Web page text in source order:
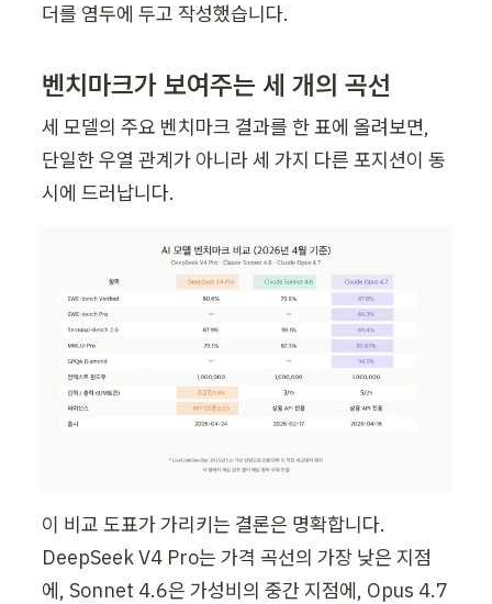
더를 염두에 두고 작성했습니다.
벤치마크가 보여주는 세 개의 곡선
세 모델의 주요 벤치마크 결과를 한 표에 올려보면,
단일한 우열 관계가 아니라 세 가지 다른 포지션이 동
시에 드러납니다.
이 비교 도표가 가리키는 결론은 명확합니다.
DeepSeek V4 Pro는 가격 곡선의 가장 낮은 지점
에, Sonnet 4.6은 가성비의 중간 지점에, Opus 4.7